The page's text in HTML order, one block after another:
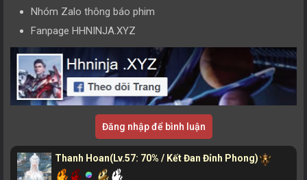
Nhóm Zalo thông báo phim
Fanpage HHNINJA.XYZ
Đăng nhập để bình luận
Thanh Hoan(Lv.57: 70% / Kết Đan Đỉnh Phong)